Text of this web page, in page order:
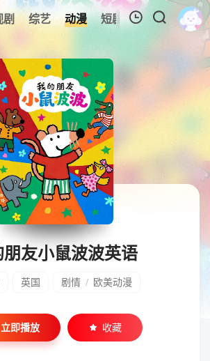
综艺 动漫 短剧 今日更新
0
暂无观看影片的记录
朋友小鼠波波英语
英国 剧情 / 欧美动漫
立即播放 收藏